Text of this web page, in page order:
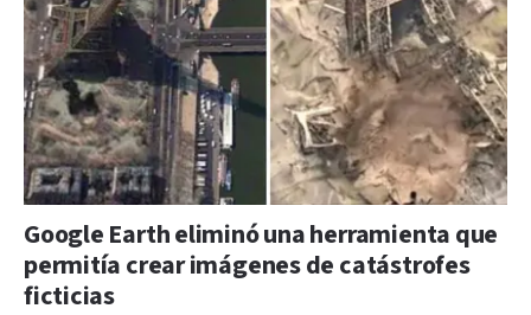
Google Earth eliminó una herramienta que
permitía crear imágenes de catástrofes
ficticias